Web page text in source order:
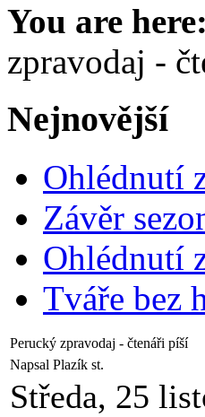
You are here:
zpravodaj -
Nejnovější
Ohlédnutí
Závěr
Ohlédnutí
Tváře bez
Perucký zpravodaj - čtenáři píší
Napsal Plazík st.
Středa, 25